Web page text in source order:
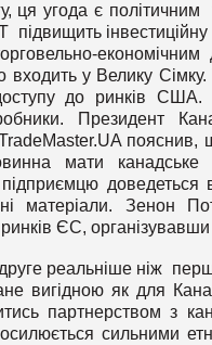
ця угода є
входить у Велику
до ринків США.
Президент
мати
підприємцю
матеріали. Зенон
ЄС,
реальніше ніж
вигідною як для
партнерством з
посилюється сильними